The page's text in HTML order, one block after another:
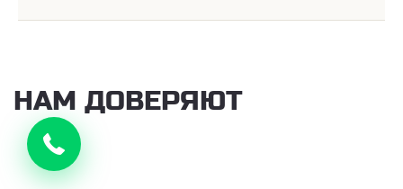
НАМ ДОВЕРЯЮТ